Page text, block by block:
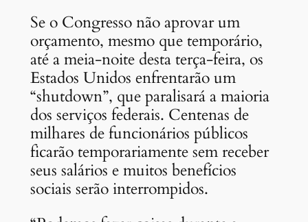
Se o Congresso não aprovar um
orçamento, mesmo que temporário,
até a meia-noite desta terça-feira, os
Estados Unidos enfrentarão um
“shutdown”, que paralisará a maioria
dos serviços federais. Centenas de
milhares de funcionários públicos
ficarão temporariamente sem receber
seus salários e muitos benefícios
sociais serão interrompidos.